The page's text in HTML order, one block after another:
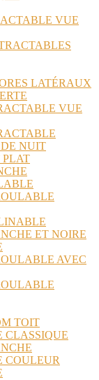
VUE
LATÉRAUX
VUE
NUIT
ET NOIRE
AVEC
TOIT
CLASSIQUE
COULEUR